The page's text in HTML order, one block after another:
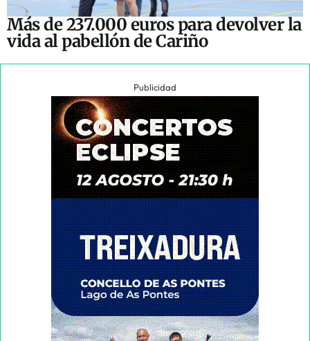
Más de 237.000 euros para devolver la
vida al pabellón de Cariño
Publicidad